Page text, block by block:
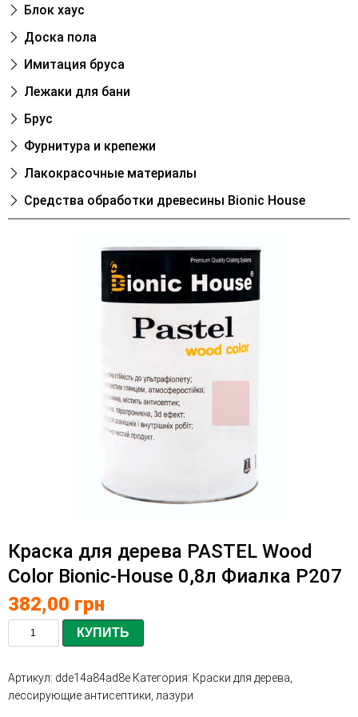
Блок хаус
Доска пола
Имитация бруса
Лежаки для бани
Брус
Фурнитура и крепежи
Лакокрасочные материалы
Cредства обработки древесины Bionic House
Краска для дерева PASTEL Wood
Color Bionic-House 0,8л Фиалка Р207
382,00 грн
КУПИТЬ
Артикул: dde14a84ad8e Категория: Краски для дерева,
лессирующие антисептики, лазури